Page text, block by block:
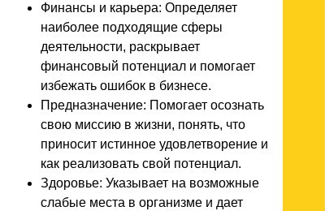
Финансы и карьера: Определяет
наиболее подходящие сферы
деятельности, раскрывает
финансовый потенциал и помогает
избежать ошибок в бизнесе.
Предназначение: Помогает осознать
свою миссию в жизни, понять, что
приносит истинное удовлетворение и
как реализовать свой потенциал.
Здоровье: Указывает на возможные
слабые места в организме и дает